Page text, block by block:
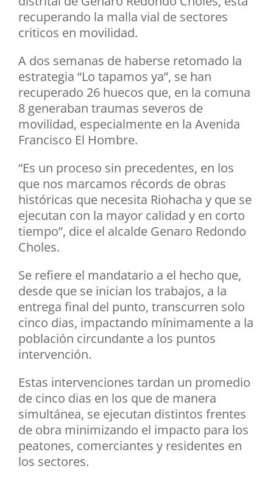
recuperando la malla vial de sectores
criticos en movilidad.
A dos semanas de haberse retomado la
estrategia “Lo tapamos ya”, se han
recuperado 26 huecos que, en la comuna
8 generaban traumas severos de
movilidad, especialmente en la Avenida
Francisco El Hombre.
“Es un proceso sin precedentes, en los
que nos marcamos récords de obras
históricas que necesita Riohacha y que se
ejecutan con la mayor calidad y en corto
tiempo”, dice el alcalde Genaro Redondo
Choles.
Se refiere el mandatario a el hecho que,
desde que se inician los trabajos, a la
entrega final del punto, transcurren solo
cinco dias, impactando mínimamente a la
población circundante a los puntos
intervención.
Estas intervenciones tardan un promedio
de cinco dias en los que de manera
simultánea, se ejecutan distintos frentes
de obra minimizando el impacto para los
peatones, comerciantes y residentes en
los sectores.